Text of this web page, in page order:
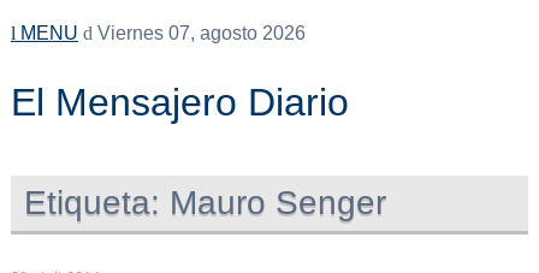
MENU Viernes 07, agosto 2026
El Mensajero Diario
Etiqueta: Mauro Senger